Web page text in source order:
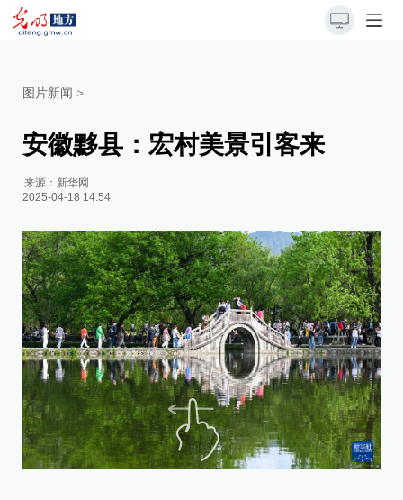
图片新闻 >
安徽黟县：宏村美景引客来
来源： 新华网
2025-04-18 14:54